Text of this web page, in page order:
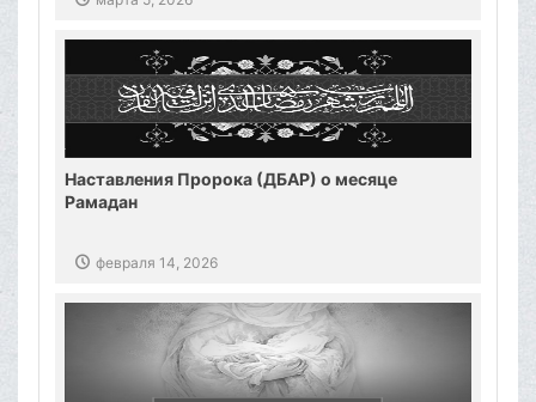
Наставления Пророка (ДБАР) о месяце
Рамадан
февраля 14, 2026